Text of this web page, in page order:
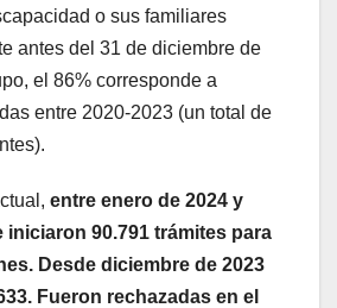
o sus familiares
antes del 31 de diciembre de
el 86% corresponde a
entre 2020-2023 (un total de
entre enero de 2024 y
iniciaron 90.791 trámites para
Desde diciembre de 2023
Fueron rechazadas en el